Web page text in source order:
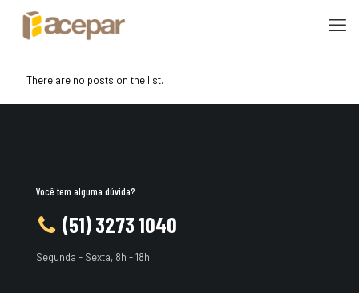
There are no posts on the list.
Você tem alguma dúvida?
(51) 3273 1040
Segunda - Sexta, 8h - 18h